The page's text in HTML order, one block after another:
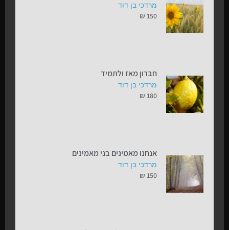
מרדכי בן דוד
₪ 150
חברון מאז ולתמיד
מרדכי בן דוד
₪ 180
אנחנו מאמינים בני מאמינים
מרדכי בן דוד
₪ 150